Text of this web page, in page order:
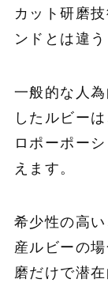
カット研磨
ンドとは違う
一般的な人
したルビー
ロポーポー
えます。
希少性の高
産ルビーの
磨だけで潜